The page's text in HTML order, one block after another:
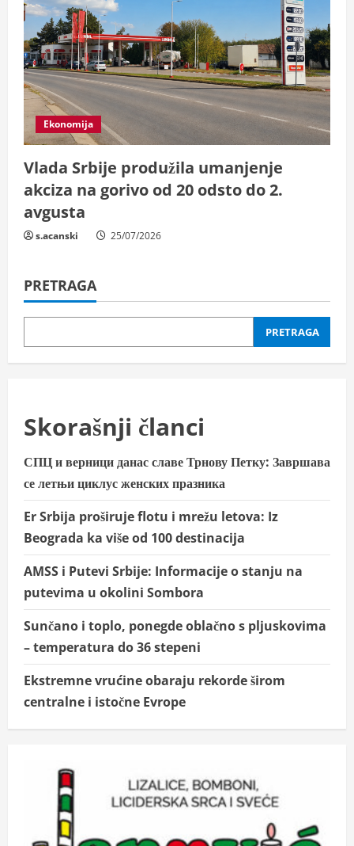
Ekonomija
Vlada Srbije produžila umanjenje
akciza na gorivo od 20 odsto do 2.
avgusta
s.acanski 25/07/2026
PRETRAGA
PRETRAGA
Skorašnji članci
СПЦ и верници данас славе Трнову Петку: Завршава
се летњи циклус женских празника
Er Srbija proširuje flotu i mrežu letova: Iz
Beograda ka više od 100 destinacija
AMSS i Putevi Srbije: Informacije o stanju na
putevima u okolini Sombora
Sunčano i toplo, ponegde oblačno s pljuskovima
– temperatura do 36 stepeni
Ekstremne vrućine obaraju rekorde širom
centralne i istočne Evrope